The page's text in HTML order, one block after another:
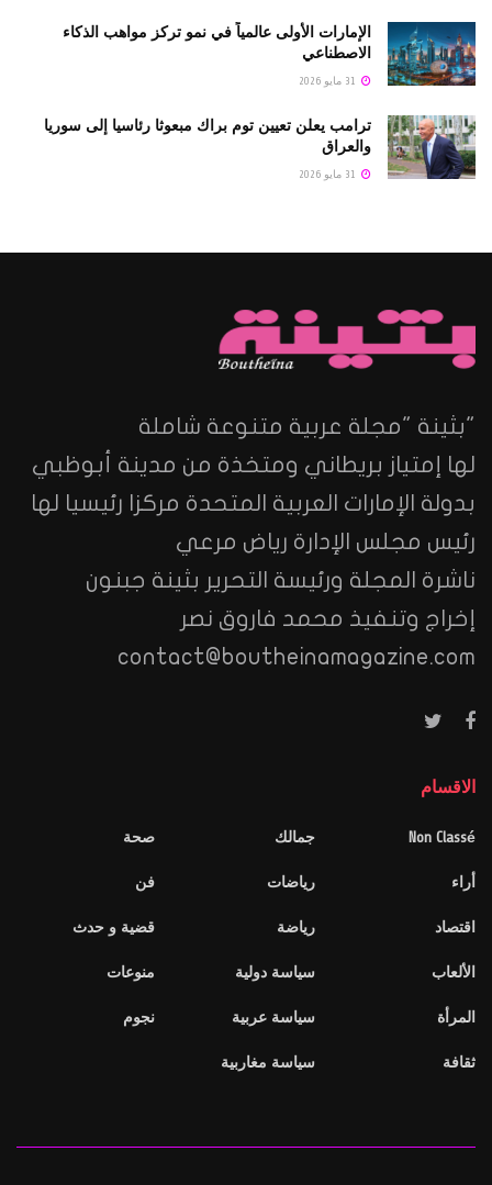
الإمارات الأولى عالمياً في نمو تركز مواهب الذكاء
الاصطناعي
ترامب يعلن تعيين توم براك مبعوثا رئاسيا إلى سوريا
والعراق
"بثينة "مجلة عربية متنوعة شاملة
لها إمتياز بريطاني ومتخذة من مدينة أبوظبي
بدولة الإمارات العربية المتحدة مركزا رئيسيا لها
رئيس مجلس الإدارة رياض مرعي
ناشرة المجلة ورئيسة التحرير بثينة جبنون
إخراج وتنفيذ محمد فاروق نصر
contact@boutheinamagazine.com
الاقسام
Non Classé
أراء
اقتصاد
الألعاب
المرأة
ثقافة
جمالك
رياضات
رياضة
سياسة دولية
سياسة عربية
سياسة مغاربية
صحة
فن
قضية و حدث
منوعات
نجوم